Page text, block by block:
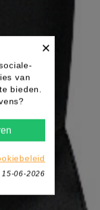
×
van
bieden.
15-06-2026